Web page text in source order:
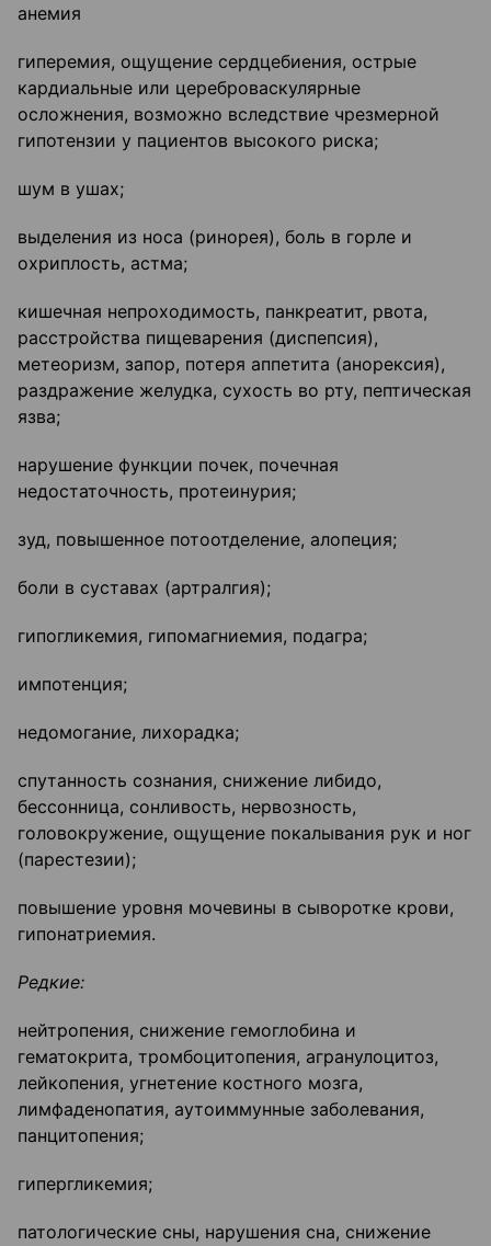
анемия
гиперемия, ощущение сердцебиения, острые
кардиальные или цереброваскулярные
осложнения, возможно вследствие чрезмерной
гипотензии у пациентов высокого риска;
шум в ушах;
выделения из носа (ринорея), боль в горле и
охриплость, астма;
кишечная непроходимость, панкреатит, рвота,
расстройства пищеварения (диспепсия),
метеоризм, запор, потеря аппетита (анорексия),
раздражение желудка, сухость во рту, пептическая
язва;
нарушение функции почек, почечная
недостаточность, протеинурия;
зуд, повышенное потоотделение, алопеция;
боли в суставах (артралгия);
гипогликемия, гипомагниемия, подагра;
импотенция;
недомогание, лихорадка;
спутанность сознания, снижение либидо,
бессонница, сонливость, нервозность,
головокружение, ощущение покалывания рук и ног
(парестезии);
повышение уровня мочевины в сыворотке крови,
гипонатриемия.
Редкие:
нейтропения, снижение гемоглобина и
гематокрита, тромбоцитопения, агранулоцитоз,
лейкопения, угнетение костного мозга,
лимфаденопатия, аутоиммунные заболевания,
панцитопения;
гипергликемия;
патологические сны, нарушения сна, снижение